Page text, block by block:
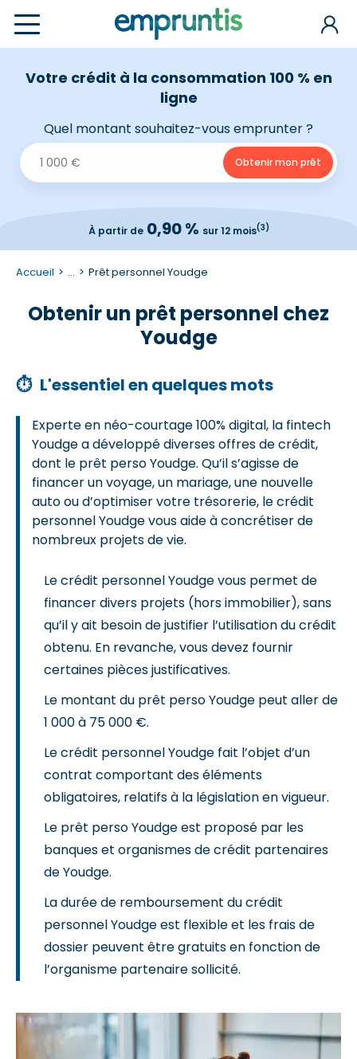
Votre crédit à la consommation 100 % en
ligne
Quel montant souhaitez-vous emprunter ?
À partir de0,90 % sur 12 mois(3)
Accueil ... Prêt personnel Youdge
Obtenir un prêt personnel chez
Youdge
⏱ L'essentiel en quelques mots
Experte en néo-courtage 100% digital, la fintech
Youdge a développé diverses offres de crédit,
dont le prêt perso Youdge. Qu’il s’agisse de
financer un voyage, un mariage, une nouvelle
auto ou d’optimiser votre trésorerie, le crédit
personnel Youdge vous aide à concrétiser de
nombreux projets de vie.
Le crédit personnel Youdge vous permet de
financer divers projets (hors immobilier), sans
qu’il y ait besoin de justifier l’utilisation du crédit
obtenu. En revanche, vous devez fournir
certaines pièces justificatives.
Le montant du prêt perso Youdge peut aller de
1 000 à 75 000 €.
Le crédit personnel Youdge fait l’objet d’un
contrat comportant des éléments
obligatoires, relatifs à la législation en vigueur.
Le prêt perso Youdge est proposé par les
banques et organismes de crédit partenaires
de Youdge.
La durée de remboursement du crédit
personnel Youdge est flexible et les frais de
dossier peuvent être gratuits en fonction de
l’organisme partenaire sollicité.